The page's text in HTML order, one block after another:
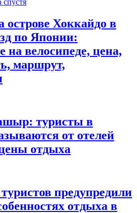
спустя
острове Хоккайдо в
по Японии:
на велосипеде, цена,
маршрут,
туристы в
от отелей
отдыха
предупредили
отдыха в